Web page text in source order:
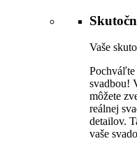
Vaše
Pochváľte
svadbou!
môžete
reálnej
detailov.
vaše